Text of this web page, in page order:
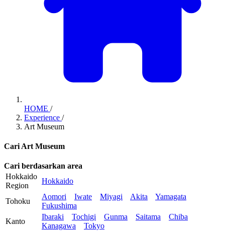
HOME /
Experience /
Art Museum
Cari Art Museum
Cari berdasarkan area
Hokkaido
Region
Hokkaido
Tohoku
Aomori Iwate Miyagi Akita
Yamagata
Fukushima
Kanto
Ibaraki Tochigi Gunma Saitama
Chiba
Kanagawa
Tokyo